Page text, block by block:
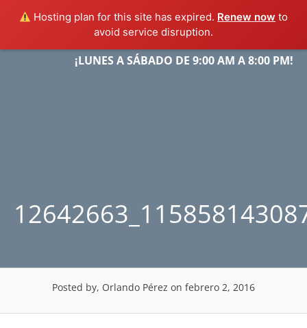
Hosting plan for this site has expired. Renew now to
avoid service disruption.
¡LUNES A SÁBADO DE 9:00 AM A 8:00 PM!
Menu
Posted by, Orlando Pérez on febrero 2, 2016